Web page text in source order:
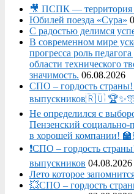
🎥 ПСПК — территория
Юбилей поезда «Сура»
С радостью делимся
В современном мире
прогресса роль
области технического
значимость. 06.08.2026
СПО – гордость
выпускников🇷🇺
Не определился с
Пензенский социально-
в хорошей компании!
❗СПО – гордость
выпускников 04.08.2026
Лето которое
💥СПО – гордость